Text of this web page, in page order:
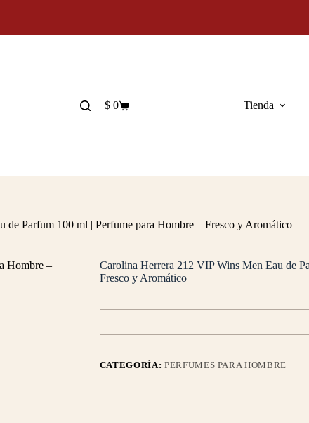
Carro
$ 0 Tienda
de Parfum 100 ml | Perfume para Hombre – Fresco y Aromático
Carolina Herrera 212 VIP Wins Men Eau de
Fresco y Aromático
CATEGORÍA: PERFUMES PARA HOMBRE